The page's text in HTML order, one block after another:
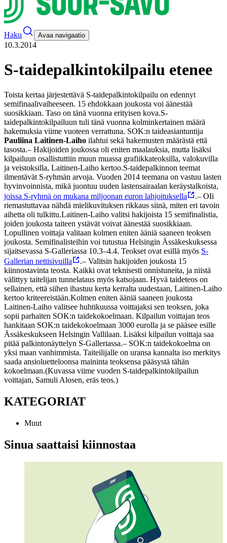
Haku Avaa navigaatio
10.3.2014
S-taidepalkintokilpailu etenee
Toista kertaa järjestettävä S-taidepalkintokilpailu on edennyt
semifinaalivaiheeseen. 15 ehdokkaan joukosta voi äänestää
suosikkiaan. Taso on tänä vuonna erityisen kova.S-
taidepalkintokilpailuun tuli tänä vuonna kolminkertainen määrä
hakemuksia viime vuoteen verrattuna. SOK:n taideasiantuntija
Pauliina Laitinen-Laiho ilahtui sekä hakemusten määrästä että
tasosta.– Hakijoiden joukossa oli eniten maalauksia, mutta lisäksi
kilpailuun osallistuttiin muun muassa grafiikkateoksilla, valokuvilla
ja veistoksilla, Laitinen-Laiho kertoo.S-taidepalkinnon teemat
ilmentävät S-ryhmän arvoja. Vuoden 2014 teemana on vastuu lasten
hyvinvoinnista, mikä juontuu uuden lastensairaalan keräystalkoista,
joissa S-ryhmä on mukana miljoonan euron lahjoituksella
.– OIi
riemastuttavaa nähdä mielikuvituksen rikkaus siinä, miten eri tavoin
aihetta oli tulkittu.Laitinen-Laiho valitsi hakijoista 15 semifinalistia,
joiden joukosta taiteen ystävät voivat äänestää suosikkiaan.
Lopullinen voittaja valitaan kolmen eniten ääniä saaneen teoksen
joukosta. Semifinalisteihin voi tutustua Helsingin Ässäkeskuksessa
sijaitsevassa S-Galleriassa 10.3–4.4. Teokset ovat esillä myös S-
Gallerian nettisivuilla
.– Valitsin hakijoiden joukosta 15
kiinnostavinta teosta. Kaikki ovat teknisesti onnistuneita, ja niistä
välittyy taitelijan tunnelataus myös katsojaan. Hyvä taideteos on
sellainen, että siihen ihastuu kerta kerralta uudestaan, Laitinen-Laiho
kertoo kriteereistään.Kolmen eniten ääniä saaneen joukosta
Laitinen-Laiho valitsee huhtikuussa voittajaksi sen teoksen, joka
sopii parhaiten SOK:n taidekokoelmaan. Kilpailun voittajan teos
hankitaan SOK:n taidekokoelmaan 3000 eurolla ja se pääsee esille
Ässäkeskukseen Helsingin Vallilaan. Lisäksi kilpailun voittaja saa
pitää palkintonäyttelyn S-Galleriassa.– SOK:n taidekokoelma on
yksi maan vanhimmista. Taiteilijalle on uransa kannalta iso merkitys
saada ansioluetteloonsa maininta teoksensa pääsystä tähän
kokoelmaan.(Kuvassa viime vuoden S-taidepalkintokilpailun
voittajan, Samuli Alosen, eräs teos.)
KATEGORIAT
Muut
Sinua saattaisi kiinnostaa